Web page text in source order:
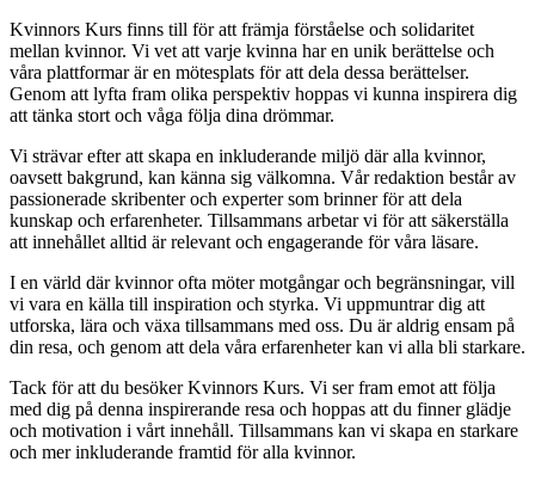
Kvinnors Kurs finns till för att främja förståelse och solidaritet
mellan kvinnor. Vi vet att varje kvinna har en unik berättelse och
våra plattformar är en mötesplats för att dela dessa berättelser.
Genom att lyfta fram olika perspektiv hoppas vi kunna inspirera dig
att tänka stort och våga följa dina drömmar.
Vi strävar efter att skapa en inkluderande miljö där alla kvinnor,
oavsett bakgrund, kan känna sig välkomna. Vår redaktion består av
passionerade skribenter och experter som brinner för att dela
kunskap och erfarenheter. Tillsammans arbetar vi för att säkerställa
att innehållet alltid är relevant och engagerande för våra läsare.
I en värld där kvinnor ofta möter motgångar och begränsningar, vill
vi vara en källa till inspiration och styrka. Vi uppmuntrar dig att
utforska, lära och växa tillsammans med oss. Du är aldrig ensam på
din resa, och genom att dela våra erfarenheter kan vi alla bli starkare.
Tack för att du besöker Kvinnors Kurs. Vi ser fram emot att följa
med dig på denna inspirerande resa och hoppas att du finner glädje
och motivation i vårt innehåll. Tillsammans kan vi skapa en starkare
och mer inkluderande framtid för alla kvinnor.